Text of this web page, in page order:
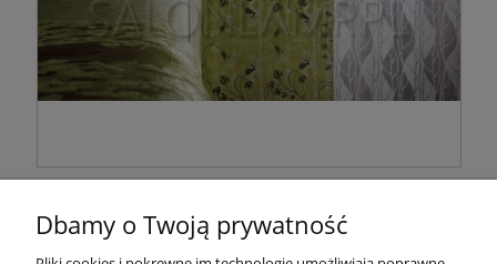
Dbamy o Twoją prywatność